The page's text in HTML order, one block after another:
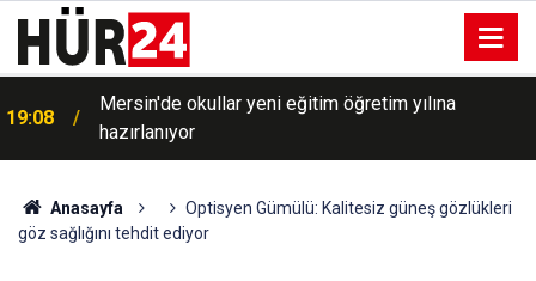
19:08
Mersin'de okullar yeni eğitim öğretim yılına
hazırlanıyor
18:57
Türkiye dahil 8 ülke işgalci rejimin Gazze'deki
ateşkes ihlallerini lanetledi
Anasayfa
Optisyen Gümülü: Kalitesiz güneş gözlükleri
göz sağlığını tehdit ediyor